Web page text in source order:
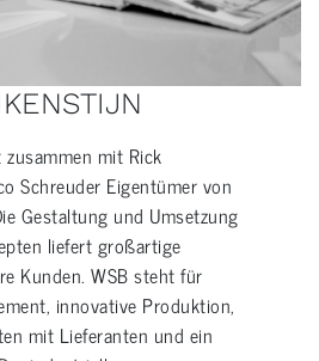
mit Rick
Schreuder Eigentümer von
Gestaltung und Umsetzung
liefert großartige
Kunden. WSB steht für
innovative Produktion,
mit Lieferanten und ein